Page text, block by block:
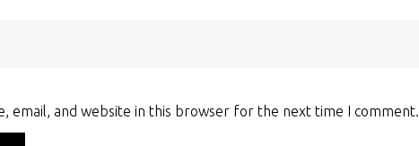
email, and website in this browser for the next time I comment.